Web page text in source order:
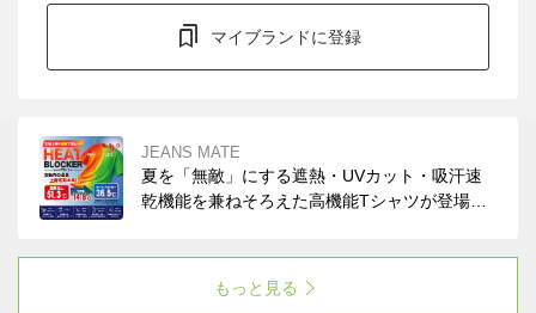
マイブランドに登録
JEANS MATE
夏を「無敵」にする遮熱・UVカット・吸汗速
乾機能を兼ねそろえた高機能Tシャツが登場。
もっと見る